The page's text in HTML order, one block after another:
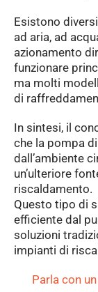
Esistono
ad aria, ad
azionamento
funzionare
ma molti
di
In sintesi, il
che la pompa
dall’ambiente
un’ulteriore
riscaldamento.
Questo tipo di
efficiente dal
soluzioni
impianti di
Parla con